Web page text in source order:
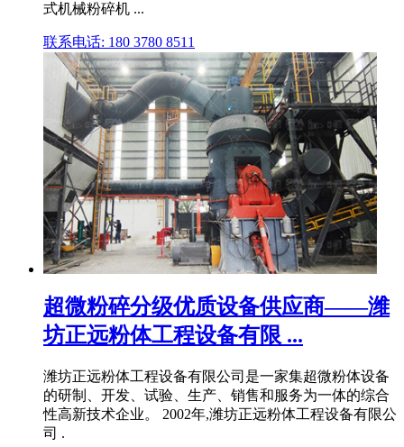
式机械粉碎机 ...
联系电话: 180 3780 8511
超微粉碎分级优质设备供应商——潍
坊正远粉体工程设备有限 ...
潍坊正远粉体工程设备有限公司是一家集超微粉体设备
的研制、开发、试验、生产、销售和服务为一体的综合
性高新技术企业。 2002年,潍坊正远粉体工程设备有限公
司 .